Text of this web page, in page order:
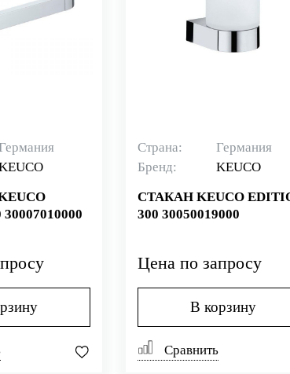
Страна:
Германия
Бренд:
KEUCO
СТАКАН KEUCO
300 30050019000
Цена по запросу
В корзину
Сравнить